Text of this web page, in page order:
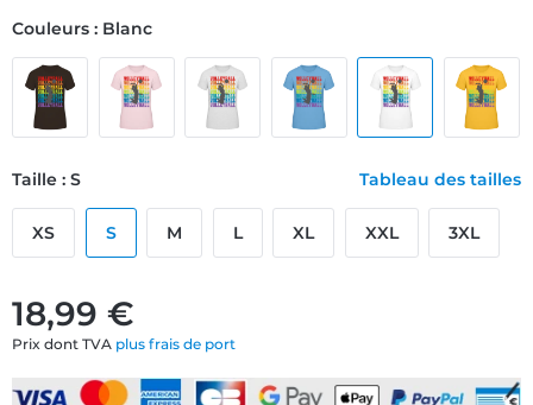
18,99 €
Prix dont TVA plus frais de port
Couleurs : Blanc
Taille : S Tableau des tailles
XS S M L XL XXL 3XL